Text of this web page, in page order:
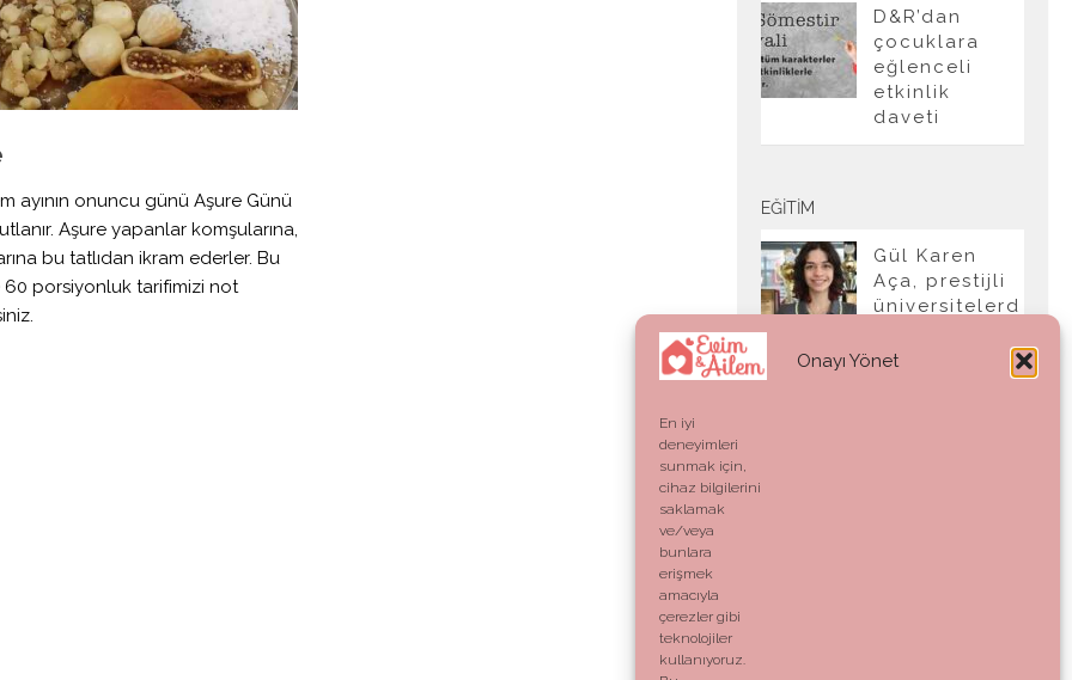
Onayı Yönet
En iyi
deneyimleri
sunmak için,
cihaz bilgilerini
saklamak
ve/veya
bunlara
erişmek
amacıyla
çerezler gibi
teknolojiler
kullanıyoruz.
ayının onuncu günü Aşure Günü
Aşure yapanlar komşularına,
bu tatlıdan ikram ederler. Bu
porsiyonluk tarifimizi not
D&R’dan
çocuklara
eğlenceli
etkinlik
daveti
EĞITIM
Gül Karen
Aça, prestijli
üniversitelerd
kabul aldı